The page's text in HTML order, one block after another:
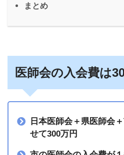
まとめ
医師会の入会費は
日本医師会＋県医師会
せて300万円